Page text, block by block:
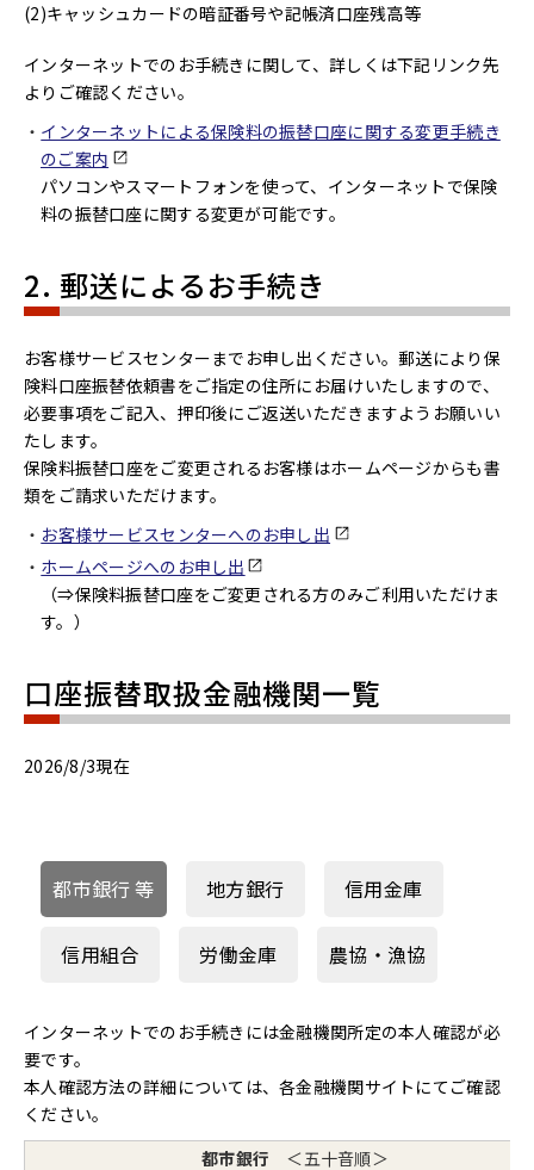
キャッシュカードの暗証番号や記帳済口座残高等
インターネットでのお手続きに関して、詳しくは下記リンク先
よりご確認ください。
インターネットによる保険料の振替口座に関する変更手続き
のご案内
パソコンやスマートフォンを使って、インターネットで保険
料の振替口座に関する変更が可能です。
2. 郵送によるお手続き
お客様サービスセンターまでお申し出ください。郵送により保
険料口座振替依頼書をご指定の住所にお届けいたしますので、
必要事項をご記入、押印後にご返送いただきますようお願いい
たします。
保険料振替口座をご変更されるお客様はホームページからも書
類をご請求いただけます。
お客様サービスセンターへのお申し出
ホームページへのお申し出
（⇒保険料振替口座をご変更される方のみご利用いただけま
す。）
口座振替取扱金融機関一覧
2026/8/3現在
都市銀行 等 地方銀行 信用金庫
信用組合 労働金庫 農協・漁協
インターネットでのお手続きには金融機関所定の本人確認が必
要です。
本人確認方法の詳細については、各金融機関サイトにてご確認
ください。
都市銀行 ＜五十音順＞